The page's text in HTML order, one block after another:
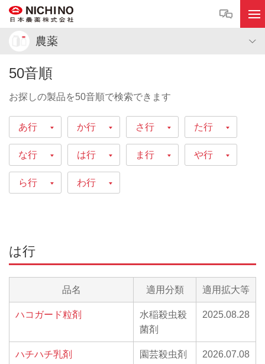
農薬
50音順
お探しの製品を50音順で検索できます
あ行 か行 さ行 た行
な行 は行 ま行 や行
ら行 わ行
は行
品名 適用分類 適用拡大等
ハコガード粒剤
水稲殺虫殺
菌剤
2025.08.28
ハチハチ乳剤 園芸殺虫剤 2026.07.08